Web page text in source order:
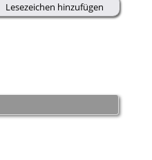
Lesezeichen hinzufügen